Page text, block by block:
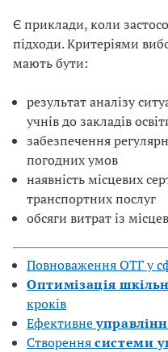
Є приклади, коли
підходи. Критеріями
мають бути:
результат аналізу
учнів до закладів
забезпечення
погодних умов
наявність місцевих
транспортних послуг
обсяги витрат із
Повноваження ОТГ у
Оптимізація
кроків
Ефективне
Створеннясистеми